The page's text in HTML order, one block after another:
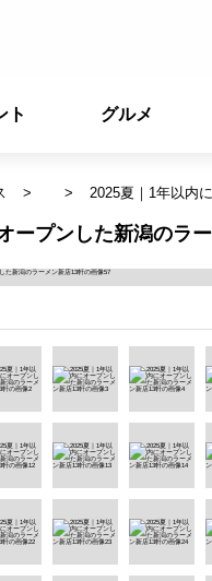
ト グルメ
2025夏｜1年以内
ープンした新潟のラ